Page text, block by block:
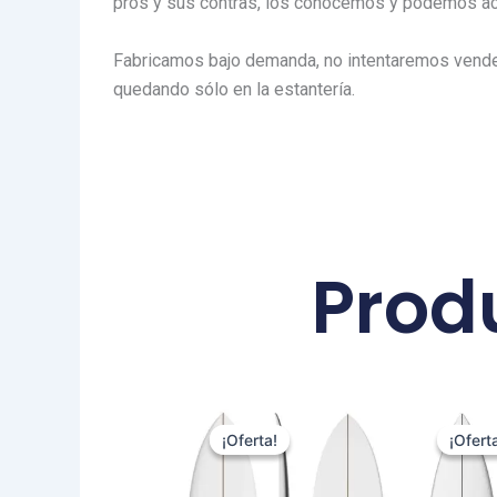
Fabricamos bajo demanda, no intentaremos
quedando sólo en la estantería.
¡Oferta!
¡Oferta!
El
precio
original
El
precio
actual
producto
tiene